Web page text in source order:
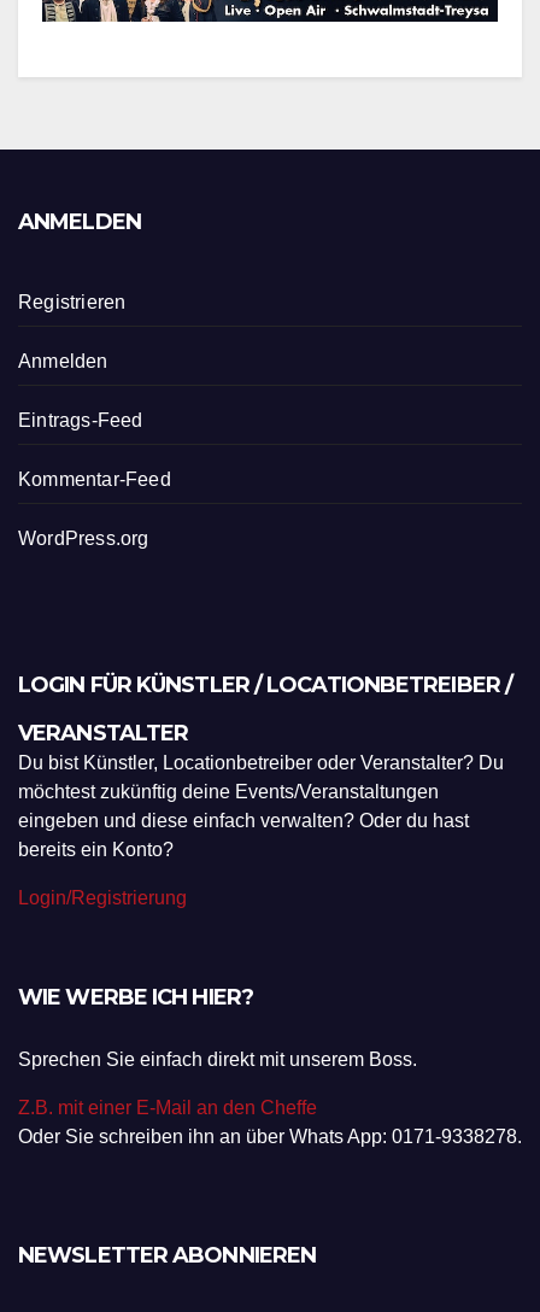
ANMELDEN
Registrieren
Anmelden
Eintrags-Feed
Kommentar-Feed
WordPress.org
LOGIN FÜR KÜNSTLER / LOCATIONBETREIBER /
VERANSTALTER
Du bist Künstler, Locationbetreiber oder Veranstalter? Du
möchtest zukünftig deine Events/Veranstaltungen
eingeben und diese einfach verwalten? Oder du hast
bereits ein Konto?
Login/Registrierung
WIE WERBE ICH HIER?
Sprechen Sie einfach direkt mit unserem Boss.
Z.B. mit einer E-Mail an den Cheffe
Oder Sie schreiben ihn an über Whats App: 0171-9338278.
NEWSLETTER ABONNIEREN